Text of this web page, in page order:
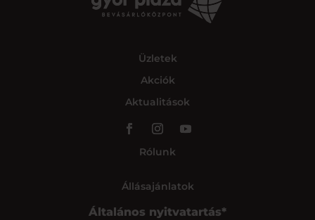
Üzletek
Akciók
Aktualitások
Rólunk
Állásajánlatok
Általános nyitvatartás*